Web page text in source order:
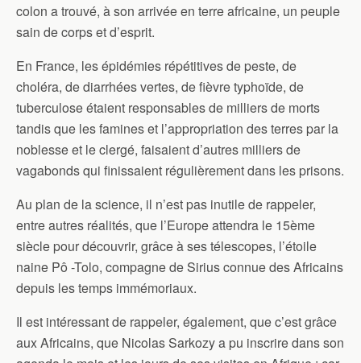
colon a trouvé, à son arrivée en terre africaine, un peuple
sain de corps et d’esprit.
En France, les épidémies répétitives de peste, de
choléra, de diarrhées vertes, de fièvre typhoïde, de
tuberculose étaient responsables de milliers de morts
tandis que les famines et l’appropriation des terres par la
noblesse et le clergé, faisaient d’autres milliers de
vagabonds qui finissaient régulièrement dans les prisons.
Au plan de la science, il n’est pas inutile de rappeler,
entre autres réalités, que l’Europe attendra le 15ème
siècle pour découvrir, grâce à ses télescopes, l’étoile
naine Pô -Tolo, compagne de Sirius connue des Africains
depuis les temps immémoriaux.
Il est intéressant de rappeler, également, que c’est grâce
aux Africains, que Nicolas Sarkozy a pu inscrire dans son